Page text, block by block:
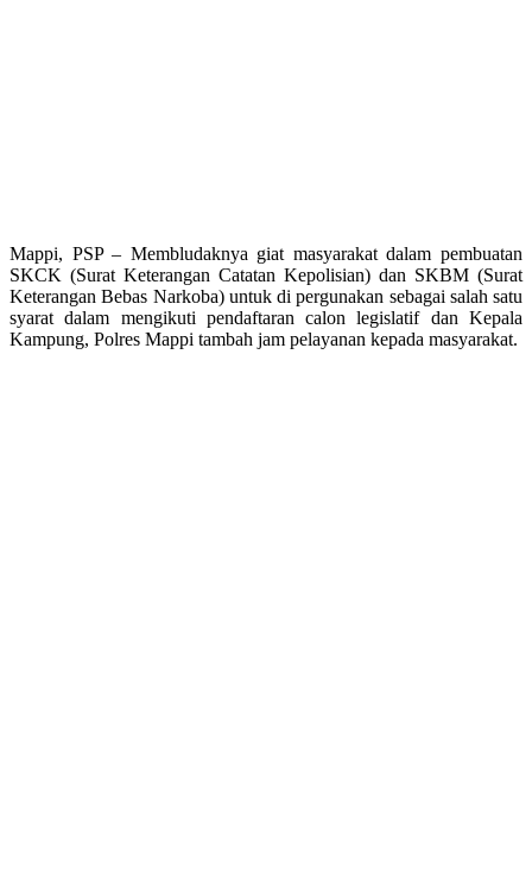
Mappi, PSP – Membludaknya giat masyarakat dalam pembuatan
SKCK (Surat Keterangan Catatan Kepolisian) dan SKBM (Surat
Keterangan Bebas Narkoba) untuk di pergunakan sebagai salah satu
syarat dalam mengikuti pendaftaran calon legislatif dan Kepala
Kampung, Polres Mappi tambah jam pelayanan kepada masyarakat.